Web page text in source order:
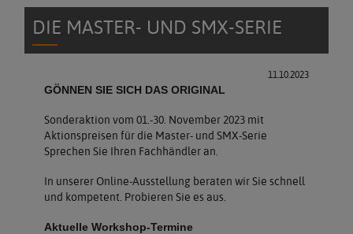
DIE MASTER- UND SMX-SERIE
11.10.2023
GÖNNEN SIE SICH DAS ORIGINAL
Sonderaktion vom 01.-30. November 2023 mit
Aktionspreisen für die Master- und SMX-Serie
Sprechen Sie Ihren Fachhändler an.
In unserer Online-Ausstellung beraten wir Sie schnell
und kompetent. Probieren Sie es aus.
Aktuelle Workshop-Termine